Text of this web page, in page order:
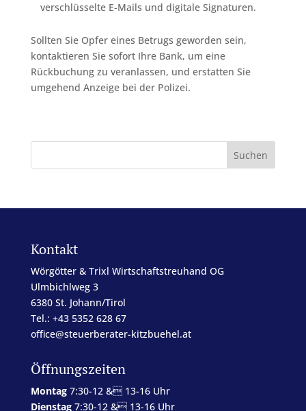
verschlüsselte E-Mails und digitale Signaturen.
Sollten Sie Opfer eines Betrugs geworden sein,
kontaktieren Sie sofort Ihre Bank, um eine
Rückbuchung zu veranlassen, und erstatten Sie
umgehend Anzeige bei der Polizei.
Kontakt
Wörgötter & Trixl Wirtschaftstreuhand OG
Ulmbichlweg 3
6380 St. Johann/Tirol
Tel.: +43 5352 628 67
office@steuerberater-kitzbuehel.at
Öffnungszeiten
Montag7:30-12 & 13-16 Uhr
Dienstag7:30-12 & 13-16 Uhr